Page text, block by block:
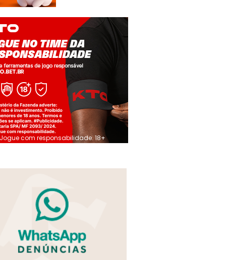
Jogue com responsabilidade. 18+